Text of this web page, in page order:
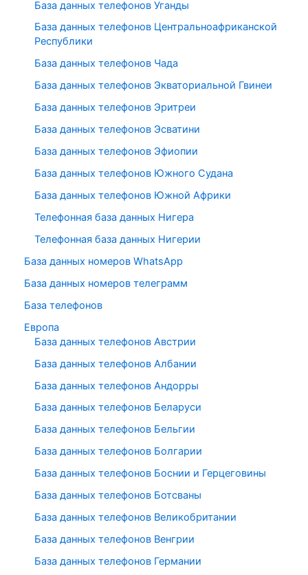
База данных телефонов Уганды
База данных телефонов Центральноафриканской
Республики
База данных телефонов Чада
База данных телефонов Экваториальной Гвинеи
База данных телефонов Эритреи
База данных телефонов Эсватини
База данных телефонов Эфиопии
База данных телефонов Южного Судана
База данных телефонов Южной Африки
Телефонная база данных Нигера
Телефонная база данных Нигерии
База данных номеров WhatsApp
База данных номеров телеграмм
База телефонов
Европа
База данных телефонов Австрии
База данных телефонов Албании
База данных телефонов Андорры
База данных телефонов Беларуси
База данных телефонов Бельгии
База данных телефонов Болгарии
База данных телефонов Боснии и Герцеговины
База данных телефонов Ботсваны
База данных телефонов Великобритании
База данных телефонов Венгрии
База данных телефонов Германии